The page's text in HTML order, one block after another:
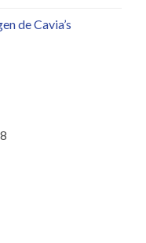
de Cavia’s